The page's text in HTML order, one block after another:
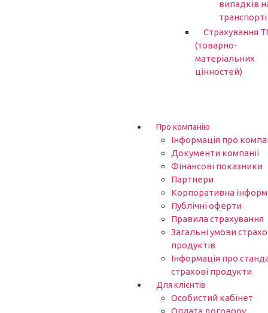
випадків
транспорті
Страхування
(товарно-
матеріальних
цінностей)
Про компанію
Інформація про
Документи компанії
Фінансові показники
Партнери​
Корпоративна
Публічні оферти
Правила страхування
Загальні умови
продуктів
Інформація про
страхові продукти
Для клієнтів
Особистий кабінет
Оплата договору